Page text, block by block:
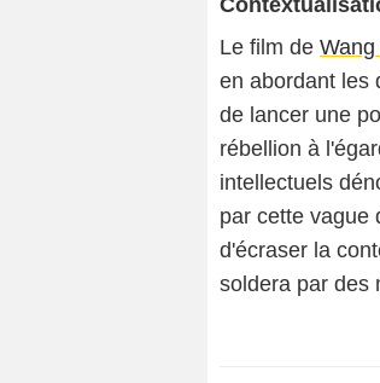
Le film de Wang
en abordant les
de lancer une
rébellion à
intellectuels
par cette vague
d'écraser la
soldera par des